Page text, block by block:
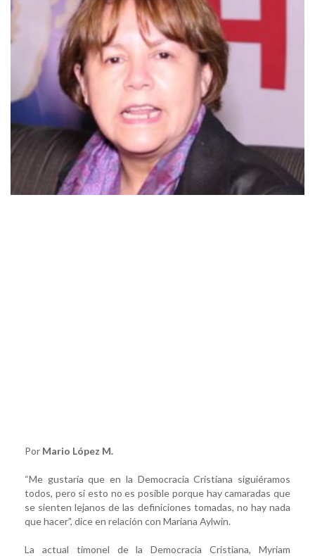
Por Mario López M.
“Me gustaría que en la Democracia Cristiana siguiéramos
todos, pero si esto no es posible porque hay camaradas que
se sienten lejanos de las definiciones tomadas, no hay nada
que hacer”, dice en relación con Mariana Aylwin.
La actual timonel de la Democracia Cristiana, Myriam